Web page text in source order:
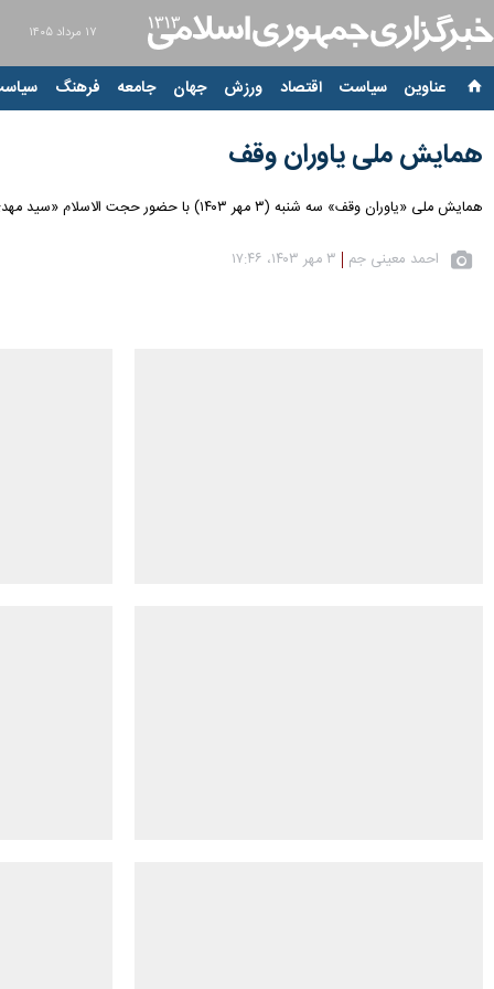
۱۷ مرداد ۱۴۰۵
عناوین‌ سیاست اقتصاد ورزش جهان جامعه فرهنگ
همایش ملی یاوران وقف
همایش ملی «یاوران وقف» سه شنبه (۳ مهر ۱۴۰۳) با حضور حجت الاسلام «سید مهدی خاموشی» رئیس سازمان اوقاف و امور خیریه و جمعی از علما و اصحاب وقف،در سالن همایش های هتل ارم برگزار شد.
احمد معینی جم ۳ مهر ۱۴۰۳، ۱۷:۴۶